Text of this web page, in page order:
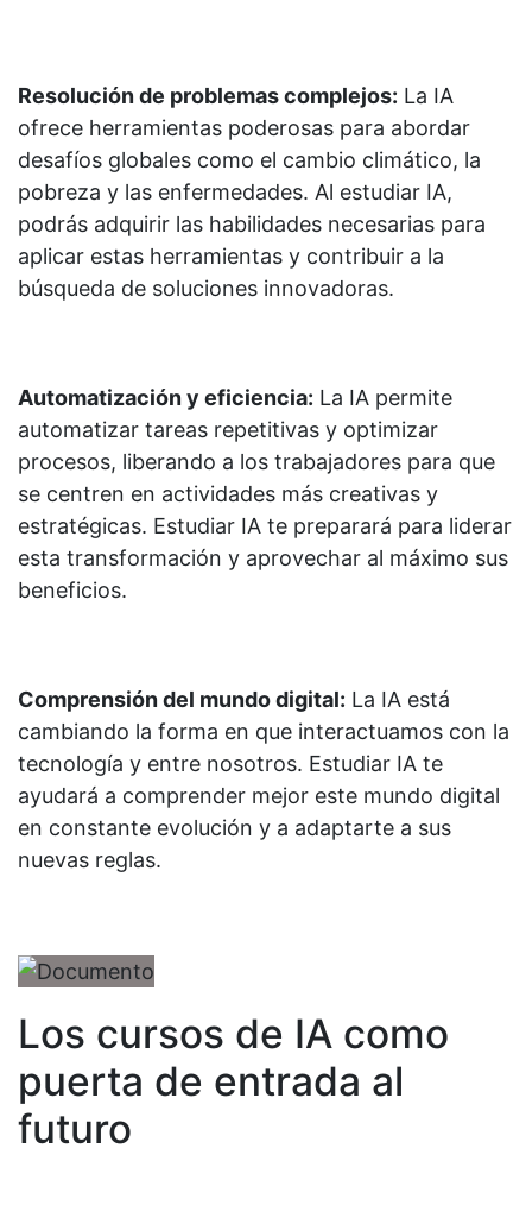
Resolución de problemas complejos: La IA
ofrece herramientas poderosas para abordar
desafíos globales como el cambio climático, la
pobreza y las enfermedades. Al estudiar IA,
podrás adquirir las habilidades necesarias para
aplicar estas herramientas y contribuir a la
búsqueda de soluciones innovadoras.
Automatización y eficiencia: La IA permite
automatizar tareas repetitivas y optimizar
procesos, liberando a los trabajadores para que
se centren en actividades más creativas y
estratégicas. Estudiar IA te preparará para liderar
esta transformación y aprovechar al máximo sus
beneficios.
Comprensión del mundo digital: La IA está
cambiando la forma en que interactuamos con la
tecnología y entre nosotros. Estudiar IA te
ayudará a comprender mejor este mundo digital
en constante evolución y a adaptarte a sus
nuevas reglas.
Los cursos de IA como
puerta de entrada al
futuro